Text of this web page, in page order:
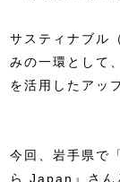
サスティナブル
みの一環として
を活用したアッ
今回、岩手県で
ら Japan』さん